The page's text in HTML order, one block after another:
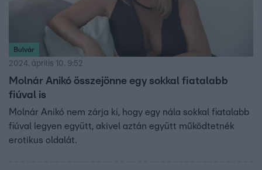
Bulvár
2024. április 10. 9:52
Molnár Anikó összejönne egy sokkal fiatalabb
fiúval is
Molnár Anikó nem zárja ki, hogy egy nála sokkal fiatalabb
fiúval legyen együtt, akivel aztán együtt működtetnék
erotikus oldalát.